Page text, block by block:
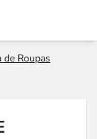
de Roupas